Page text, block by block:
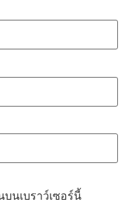
นเบราว์เซอร์นี้